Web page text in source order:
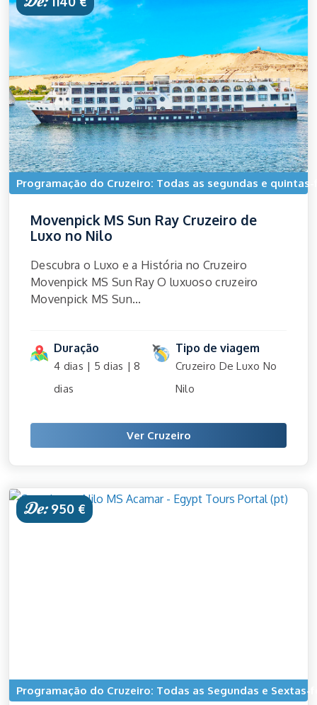
Programação do Cruzeiro: Todas as segundas e
Movenpick MS Sun Ray Cruzeiro de
Luxo no Nilo
Descubra o Luxo e a História no Cruzeiro
Movenpick MS Sun Ray O luxuoso cruzeiro
Movenpick MS Sun...
Duração
4 dias | 5 dias | 8
dias
Tipo de viagem
Cruzeiro De Luxo No
Nilo
Ver Cruzeiro
De:950 €
Programação do Cruzeiro: Todas as Segundas e Sextas-